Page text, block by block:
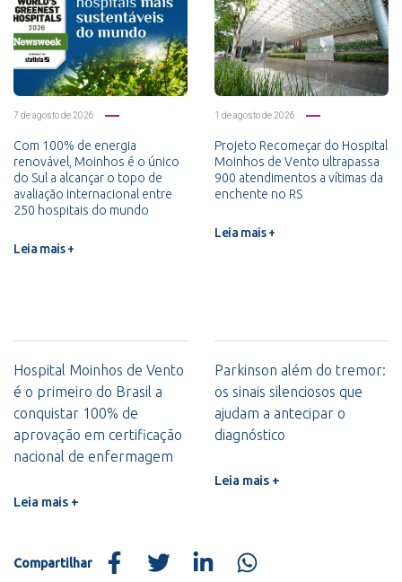
7 de agosto de 2026
Com 100% de energia
renovável, Moinhos é o único
do Sul a alcançar o topo de
avaliação internacional entre
250 hospitais do mundo
Leia mais +
1 de agosto de 2026
Projeto Recomeçar do Hospital
Moinhos de Vento ultrapassa
900 atendimentos a vítimas da
enchente no RS
Leia mais +
Hospital Moinhos de Vento
é o primeiro do Brasil a
conquistar 100% de
aprovação em certificação
nacional de enfermagem
Leia mais +
Parkinson além do tremor:
os sinais silenciosos que
ajudam a antecipar o
diagnóstico
Leia mais +
Compartilhar